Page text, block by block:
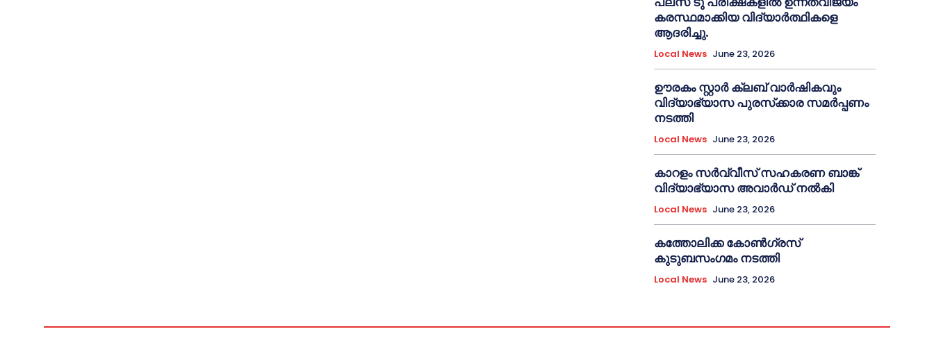
കരസ്ഥമാക്കിയ വിദ്യാർത്ഥികളെ
ആദരിച്ചു.
Local News June 23, 2026
ഊരകം സ്റ്റാർ ക്ലബ് വാർഷികവും
വിദ്യാഭ്യാസ പുരസ്‌ക്കാര സമർപ്പണം
നടത്തി
Local News June 23, 2026
കാറളം സർവ്വീസ് സഹകരണ ബാങ്ക്
വിദ്യാഭ്യാസ അവാർഡ് നൽകി
Local News June 23, 2026
കത്തോലിക്ക കോൺഗ്രസ്
കുടുബസംഗമം നടത്തി
Local News June 23, 2026